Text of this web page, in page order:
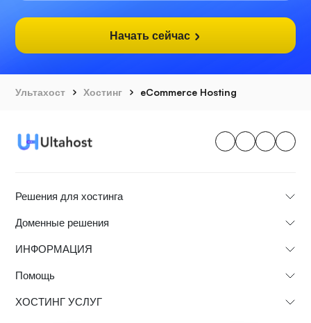
Начать сейчас
Ультахост Хостинг eCommerce Hosting
Решения для хостинга
Доменные решения
ИНФОРМАЦИЯ
Помощь
ХОСТИНГ УСЛУГ